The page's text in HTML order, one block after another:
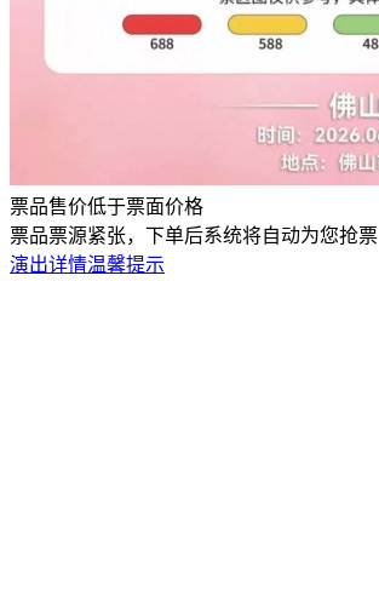
票品售价低于票面价格
票品票源紧张，下单后系统将自动为您抢票
演出详情温馨提示